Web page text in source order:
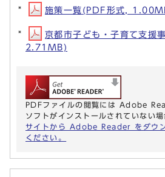
施策一覧(PDF形式,
京都市子ども・子育て支援
2.71MB)
PDFファイルの閲覧には Adobe
ソフトがインストールされていない場
サイトから Adobe Reader をダウ
ください。